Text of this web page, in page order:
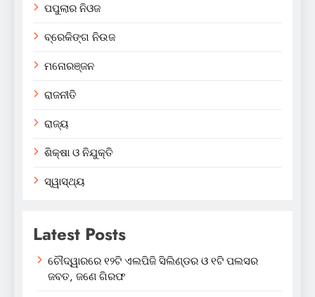
ପପୁଲାର ନିଓଜ
ବ୍ରେକିଙ୍ଗ ନିଉଜ
ମନୋରଞ୍ଜନ
ରାଜନୀତି
ରାଜ୍ୟ
ଶିକ୍ଷା ଓ ନିଯୁକ୍ତି
ସ୍ୱାସ୍ଥ୍ୟ
Latest Posts
ଚୌଦ୍ୱାରରେ ୧୨ଟି ଏଲପିଜି ସିଲିଣ୍ଡର ଓ ୧ଟି ପଲସର
ଜବତ, ଜଣେ ଗିରଫ